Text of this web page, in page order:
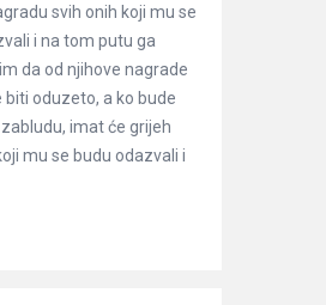
svih onih koji mu se
i na tom putu ga
da od njihove nagrade
biti oduzeto, a ko bude
imat će grijeh
mu se budu odazvali i